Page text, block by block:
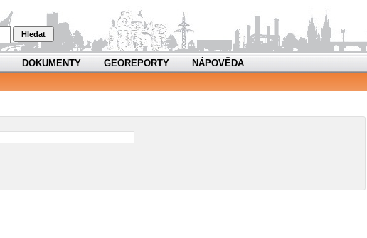
Hledat
DOKUMENTY GEOREPORTY
NÁPOVĚDA